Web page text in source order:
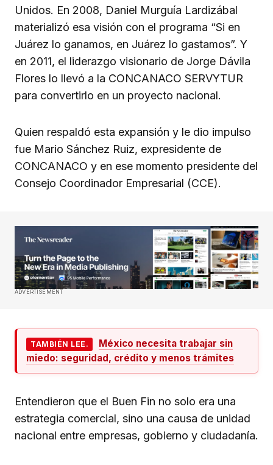
Unidos. En 2008, Daniel Murguía Lardizábal
materializó esa visión con el programa “Si en
Juárez lo ganamos, en Juárez lo gastamos”. Y
en 2011, el liderazgo visionario de Jorge Dávila
Flores lo llevó a la CONCANACO SERVYTUR
para convertirlo en un proyecto nacional.
Quien respaldó esta expansión y le dio impulso
fue Mario Sánchez Ruiz, expresidente de
CONCANACO y en ese momento presidente del
Consejo Coordinador Empresarial (CCE).
ADVERTISEMENT
TAMBIÉN LEE.
México necesita trabajar sin
miedo: seguridad, crédito y menos trámites
Entendieron que el Buen Fin no solo era una
estrategia comercial, sino una causa de unidad
nacional entre empresas, gobierno y ciudadanía.